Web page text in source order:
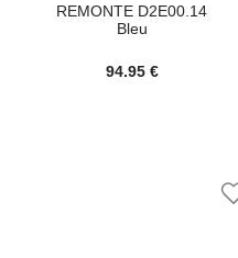
REMONTE D2E00.14
Bleu
94.95 €